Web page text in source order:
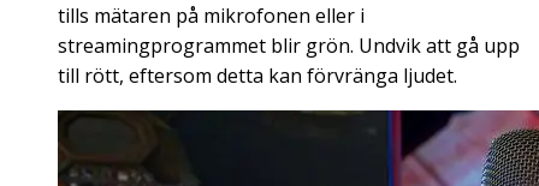
tills mätaren på mikrofonen eller i
streamingprogrammet blir grön. Undvik att gå upp
till rött, eftersom detta kan förvränga ljudet.